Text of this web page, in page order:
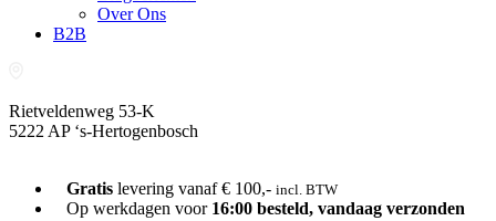
Over Ons
B2B
Rietveldenweg 53-K
5222 AP ‘s-Hertogenbosch
Gratislevering vanaf € 100,- incl. BTW
Op werkdagen voor 16:00 besteld, vandaag verzonden